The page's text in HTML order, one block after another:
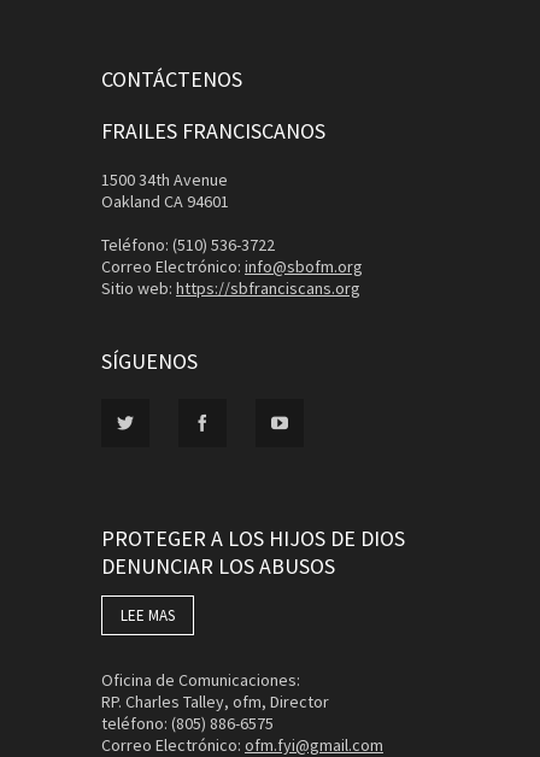
CONTÁCTENOS
FRAILES FRANCISCANOS
1500 34th Avenue
Oakland CA 94601
Teléfono: (510) 536-3722
Correo Electrónico: info@sbofm.org
Sitio web: https://sbfranciscans.org
SÍGUENOS
PROTEGER A LOS HIJOS DE DIOS
DENUNCIAR LOS ABUSOS
LEE MAS
Oficina de Comunicaciones:
RP. Charles Talley, ofm, Director
teléfono: (805) 886-6575
Correo Electrónico: ofm.fyi@gmail.com